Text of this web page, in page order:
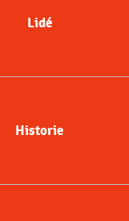
Lidé
Historie